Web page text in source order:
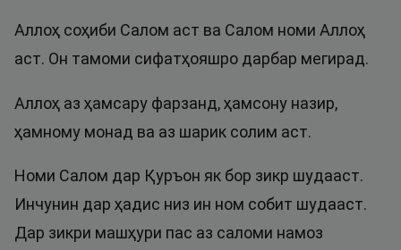
Аллоҳ соҳиби Салом аст ва Салом номи Аллоҳ
аст. Он тамоми сифатҳояшро дарбар мегирад.
Аллоҳ аз ҳамсару фарзанд, ҳамсону назир,
ҳамному монад ва аз шарик солим аст.
Номи Салом дар Қуръон як бор зикр шудааст.
Инчунин дар ҳадис низ ин ном собит шудааст.
Дар зикри машҳури пас аз саломи намоз